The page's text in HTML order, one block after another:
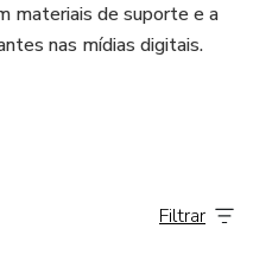
materiais de suporte e a
nas mídias digitais.
Filtrar